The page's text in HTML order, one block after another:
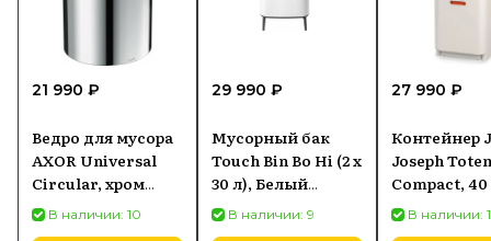
21 990 ₽
Ведро для мусора
AXOR Universal
Circular, хром
42872000
В наличии: 10
29 990 ₽
Мусорный бак
Touch Bin Bo Hi (2 х
30 л), Белый
Brabantia
В наличии: 9
27 990 ₽
Контейнер
Joseph
Compact, 40
stone 7.1 кг
см 40 л 30
В наличии: